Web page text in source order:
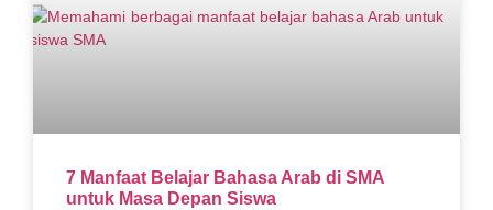
7 Manfaat Belajar Bahasa Arab di SMA
untuk Masa Depan Siswa